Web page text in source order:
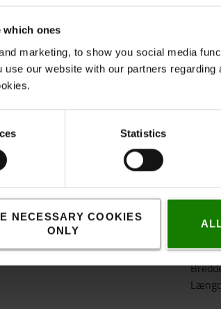
which ones
marketing, to show you social media
our website with our partners
Statistics
NECESSARY COOKIES
ONLY
KONTAKT OS
Specifikation
affald og til genbrug.
alle slags affald og til
Vægt :
Højde